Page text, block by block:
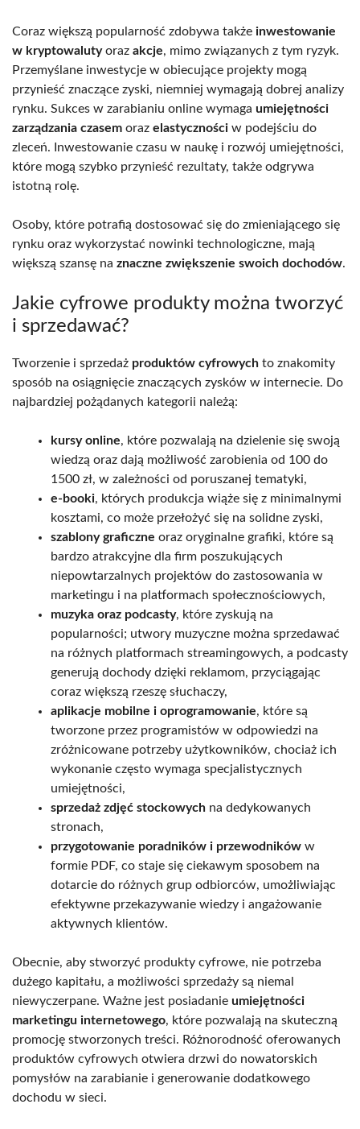
Coraz większą popularność zdobywa także inwestowanie
w kryptowalutyoraz akcje, mimo związanych z tym ryzyk.
Przemyślane inwestycje w obiecujące projekty mogą
przynieść znaczące zyski, niemniej wymagają dobrej analizy
rynku. Sukces w zarabianiu online wymaga umiejętności
zarządzania czasem oraz elastyczności w podejściu do
zleceń. Inwestowanie czasu w naukę i rozwój umiejętności,
które mogą szybko przynieść rezultaty, także odgrywa
istotną rolę.
Osoby, które potrafią dostosować się do zmieniającego się
rynku oraz wykorzystać nowinki technologiczne, mają
większą szansę na znaczne zwiększenie swoich dochodów.
Jakie cyfrowe produkty można tworzyć
i sprzedawać?
Tworzenie i sprzedaż produktów cyfrowych to znakomity
sposób na osiągnięcie znaczących zysków w internecie. Do
najbardziej pożądanych kategorii należą:
kursy online, które pozwalają na dzielenie się swoją
wiedzą oraz dają możliwość zarobienia od 100 do
1500 zł, w zależności od poruszanej tematyki,
e-booki, których produkcja wiąże się z minimalnymi
kosztami, co może przełożyć się na solidne zyski,
szablony graficzne oraz oryginalne grafiki, które są
bardzo atrakcyjne dla firm poszukujących
niepowtarzalnych projektów do zastosowania w
marketingu i na platformach społecznościowych,
muzyka oraz podcasty, które zyskują na
popularności; utwory muzyczne można sprzedawać
na różnych platformach streamingowych, a podcasty
generują dochody dzięki reklamom, przyciągając
coraz większą rzeszę słuchaczy,
aplikacje mobilne i oprogramowanie, które są
tworzone przez programistów w odpowiedzi na
zróżnicowane potrzeby użytkowników, chociaż ich
wykonanie często wymaga specjalistycznych
umiejętności,
sprzedaż zdjęć stockowych na dedykowanych
stronach,
przygotowanie poradników i przewodników w
formie PDF, co staje się ciekawym sposobem na
dotarcie do różnych grup odbiorców, umożliwiając
efektywne przekazywanie wiedzy i angażowanie
aktywnych klientów.
Obecnie, aby stworzyć produkty cyfrowe, nie potrzeba
dużego kapitału, a możliwości sprzedaży są niemal
niewyczerpane. Ważne jest posiadanie umiejętności
marketingu internetowego, które pozwalają na skuteczną
promocję stworzonych treści. Różnorodność oferowanych
produktów cyfrowych otwiera drzwi do nowatorskich
pomysłów na zarabianie i generowanie dodatkowego
dochodu w sieci.